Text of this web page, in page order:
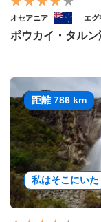
オセアニア エグ
ポウカイ・タルン
距離 786 km
私はそこにいた